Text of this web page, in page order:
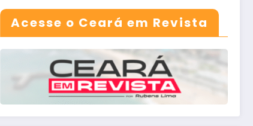
Acesse o Ceará em Revista